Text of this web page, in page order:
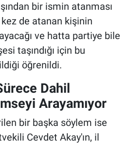
bir ismin atanması
de atanan kişinin
ve hatta partiye bile
taşındığı için bu
öğrenildi.
Dahil
Arayamıyor
bir başka söylem ise
Cevdet Akay'ın, il